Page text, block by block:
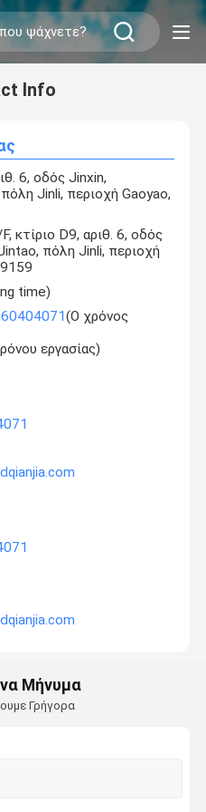
Info
6, οδός Jinxin,
Jinli, περιοχή Gaoyao,
κτίριο D9, αριθ. 6, οδός
πόλη Jinli, περιοχή
time)
(Ο χρόνος
εργασίας)
Μήνυμα
Γρήγορα